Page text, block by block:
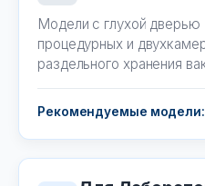
Модели с глухой
процедурных и
раздельного хранения
Рекомендуемые